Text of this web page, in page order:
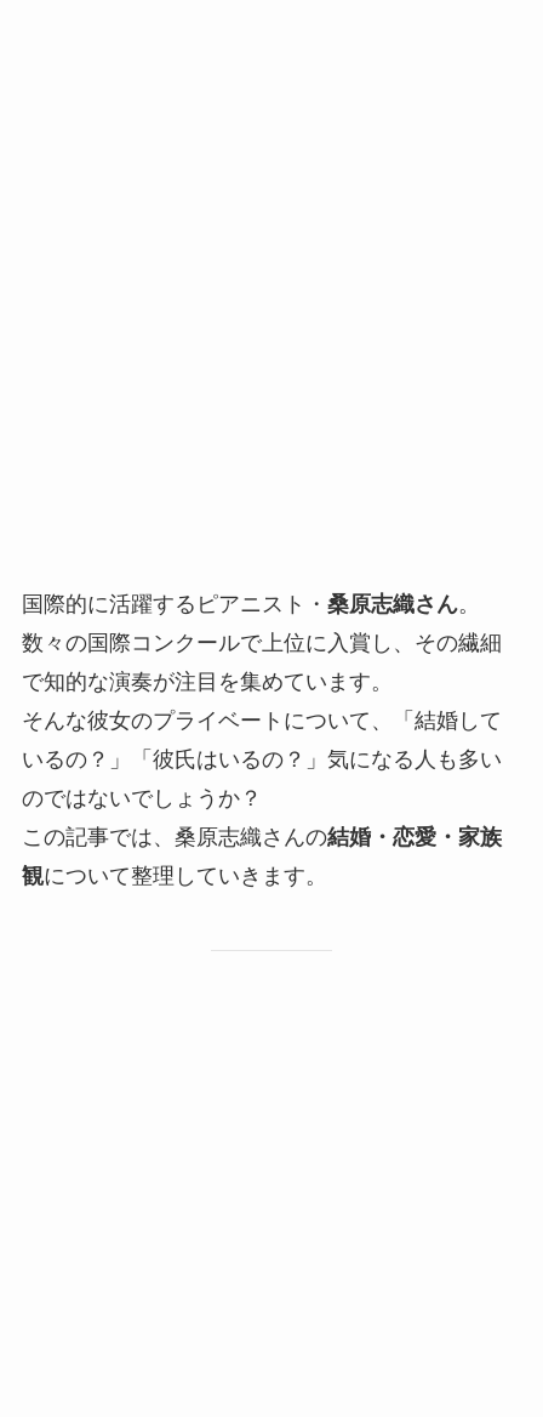
国際的に活躍するピアニスト・ 桑原志織さん。
数々の国際コンクールで上位に入賞し、その繊細
で知的な演奏が注目を集めています。
そんな彼女のプライベートについて、「結婚して
いるの？」「彼氏はいるの？」気になる人も多い
のではないでしょうか？
この記事では、桑原志織さんの結婚・恋愛・家族
観について整理していきます。